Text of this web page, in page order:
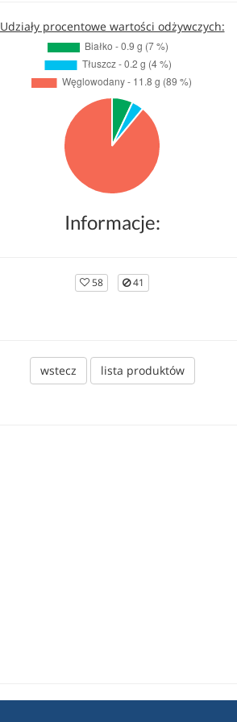
Udziały procentowe wartości odżywczych:
Informacje:
58 41
wstecz lista produktów